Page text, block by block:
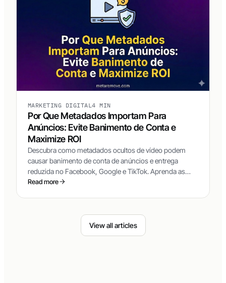
MARKETING DIGITAL4 MIN
Por Que Metadados Importam Para
Anúncios: Evite Banimento de Conta e
Maximize ROI
Descubra como metadados ocultos de vídeo podem
causar banimento de conta de anúncios e entrega
reduzida no Facebook, Google e TikTok. Aprenda as
técnicas que os top media buyers usam para manter
Read more
View all articles